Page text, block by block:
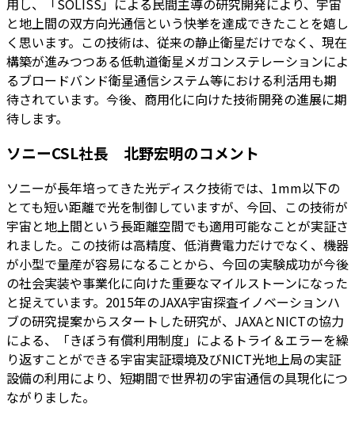
と地上間の双方向光通信という快挙を達成できたことを嬉し
く思います。この技術は、従来の静止衛星だけでなく、現在
構築が進みつつある低軌道衛星メガコンステレーションによ
るブロードバンド衛星通信システム等における利活用も期
待されています。今後、商用化に向けた技術開発の進展に期
待します。
ソニーCSL社長 北野宏明のコメント
ソニーが長年培ってきた光ディスク技術では、1mm以下の
とても短い距離で光を制御していますが、今回、この技術が
宇宙と地上間という長距離空間でも適用可能なことが実証さ
れました。この技術は高精度、低消費電力だけでなく、機器
が小型で量産が容易になることから、今回の実験成功が今後
の社会実装や事業化に向けた重要なマイルストーンになった
と捉えています。2015年のJAXA宇宙探査イノベーションハ
ブの研究提案からスタートした研究が、JAXAとNICTの協力
による、「きぼう有償利用制度」によるトライ＆エラーを繰
り返すことができる宇宙実証環境及びNICT光地上局の実証
設備の利用により、短期間で世界初の宇宙通信の具現化につ
ながりました。